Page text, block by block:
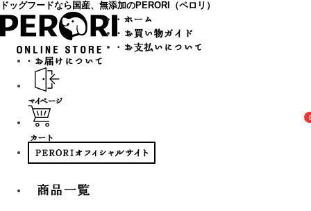
ドッグフードなら国産、無添加のPERORI（ペロリ）